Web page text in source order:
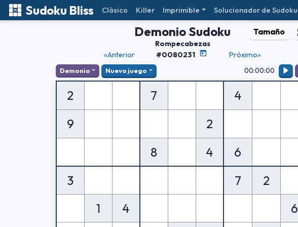
Sudoku Bliss Clásico Killer Imprimible Solucionador de Sudoku
Demonio Sudoku Tamaño
«Anterior
Rompecabezas
#0080231
Próximo»
Demonio Nuevo juego 00:00:00
2 7
4
9
2
8
4
6
3
7
2
1
4 6